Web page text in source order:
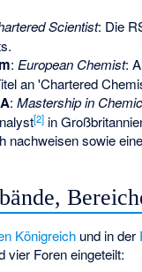
Scientist: Die
.
: European Chemist:
an 'Chartered
: Mastership in
[2]in
nachweisen sowie
Königreich und in der
vier Foren eingeteilt: